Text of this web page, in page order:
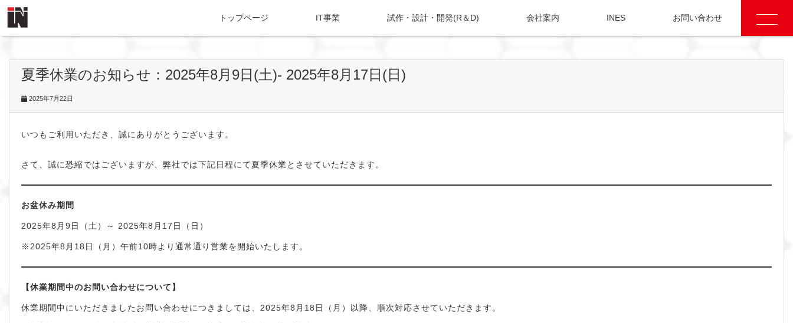
トップページ IT事業 試作・設計・開発(R＆D) 会社案内 INES お問い合わせ
夏季休業のお知らせ：2025年8月9日(土)- 2025年8月17日(日)
2025年7月22日
いつもご利用いただき、誠にありがとうございます。
さて、誠に恐縮ではございますが、弊社では下記日程にて夏季休業とさせていただきます。
お盆休み期間
2025年8月9日（土）～ 2025年8月17日（日）
※2025年8月18日（月）午前10時より通常通り営業を開始いたします。
【休業期間中のお問い合わせについて】
休業期間中にいただきましたお問い合わせにつきましては、2025年8月18日（月）以降、順次対応させていただきます。